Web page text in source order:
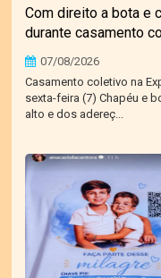
Com direito a bota e
durante casamento
07/08/2026
Casamento coletivo na
sexta-feira (7) Chapéu e
alto e dos adereç...